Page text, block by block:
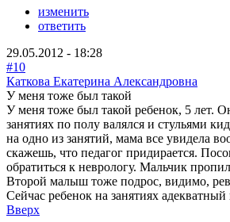
изменить
ответить
29.05.2012 - 18:28
#10
Каткова Екатерина Александровна
У меня тоже был такой
У меня тоже был такой ребенок, 5 лет.
занятиях по полу валялся и стульями
на одно из занятий, мама все увидела
скажешь, что педагог придирается.
обратиться к неврологу. Мальчик
Второй малыш тоже подрос, видимо,
Сейчас ребенок на занятиях
Вверх